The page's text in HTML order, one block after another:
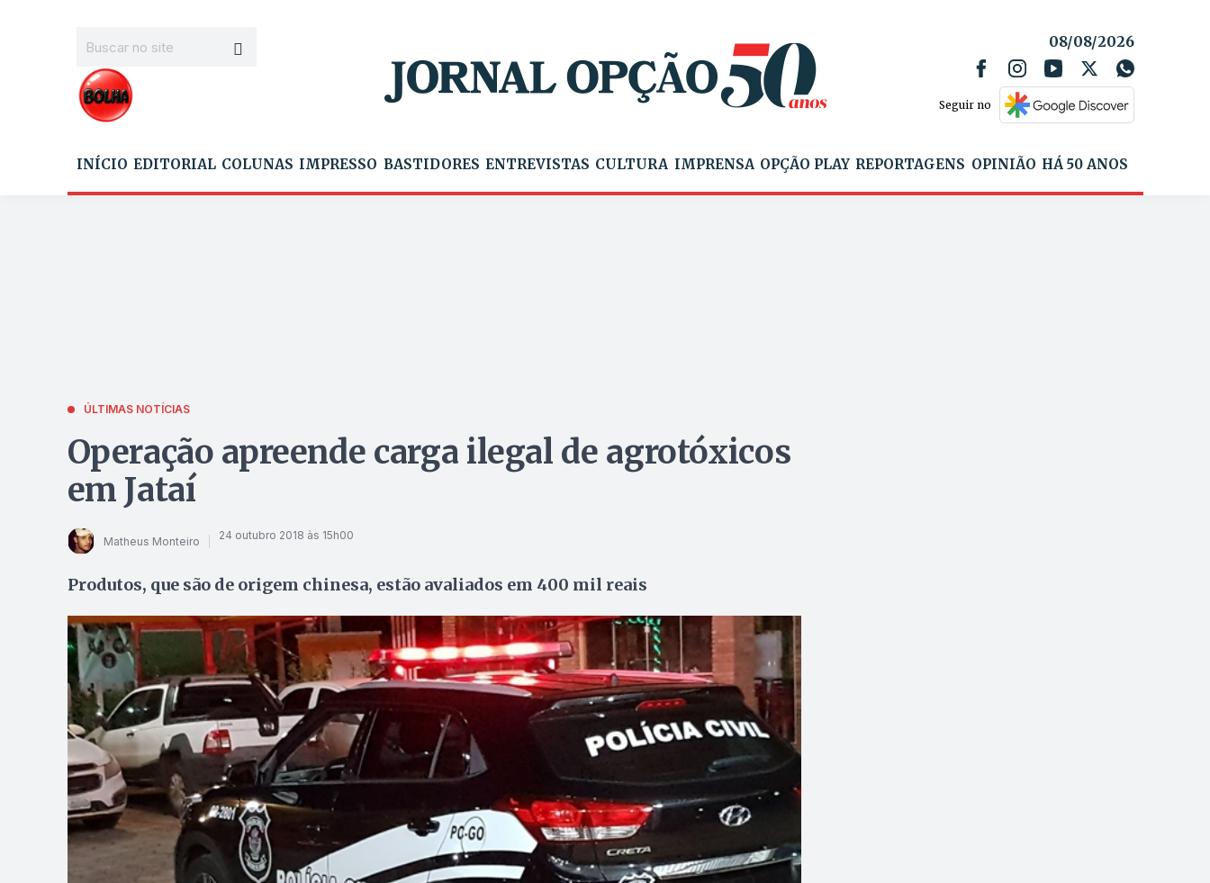
08/08/2026
Seguir no
INÍCIO EDITORIAL COLUNAS IMPRESSO BASTIDORES ENTREVISTAS CULTURA IMPRENSA OPÇÃO PLAY REPORTAGENS OPINIÃO HÁ 50 ANOS
ÚLTIMAS NOTÍCIAS
Operação apreende carga ilegal de agrotóxicos
em Jataí
Matheus Monteiro 24 outubro 2018 às 15h00
Produtos, que são de origem chinesa, estão avaliados em 400 mil reais